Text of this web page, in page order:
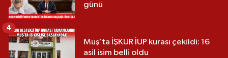
günü
Muş’ta İŞKUR İUP kurası çekildi: 16
asil isim belli oldu
4